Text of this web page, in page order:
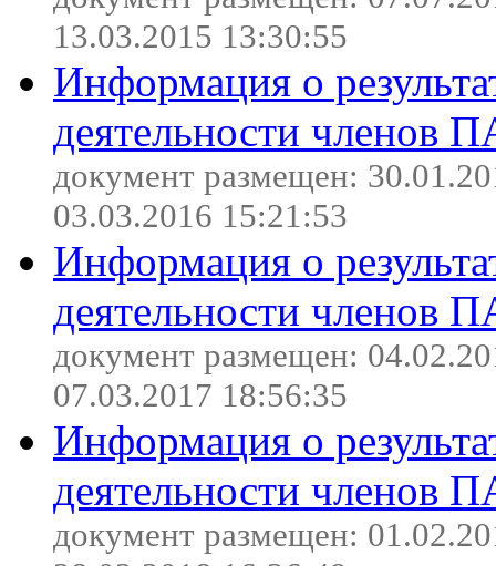
13.03.2015 13:30:55
Информация о
деятельности членов
документ размещен:
03.03.2016 15:21:53
Информация о
деятельности членов
документ размещен:
07.03.2017 18:56:35
Информация о
деятельности членов
документ размещен: